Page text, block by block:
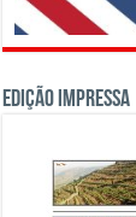
Edição Impressa